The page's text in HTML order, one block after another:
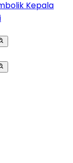
Kepala